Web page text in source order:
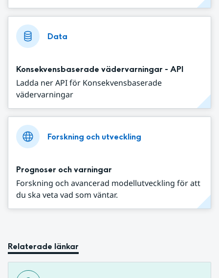
Data
Konsekvensbaserade vädervarningar - API
Ladda ner API för Konsekvensbaserade
vädervarningar
Forskning och utveckling
Prognoser och varningar
Forskning och avancerad modellutveckling för att
du ska veta vad som väntar.
Relaterade länkar